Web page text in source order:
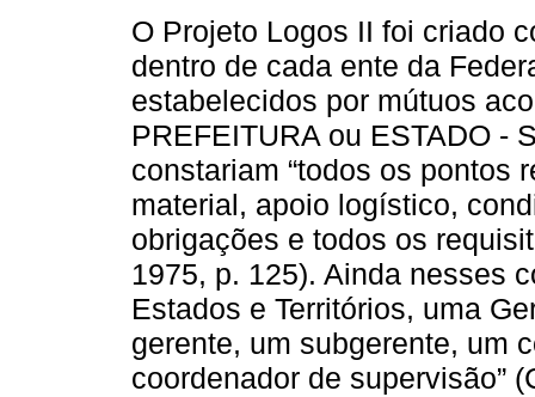
O Projeto Logos II foi criado
dentro de cada ente da
estabelecidos por mútuos
PREFEITURA ou ESTADO -
constariam “todos os pontos
material, apoio logístico,
obrigações e todos os
1975, p. 125). Ainda nesses
Estados e Territórios, uma
gerente, um subgerente, um
coordenador de supervisão”